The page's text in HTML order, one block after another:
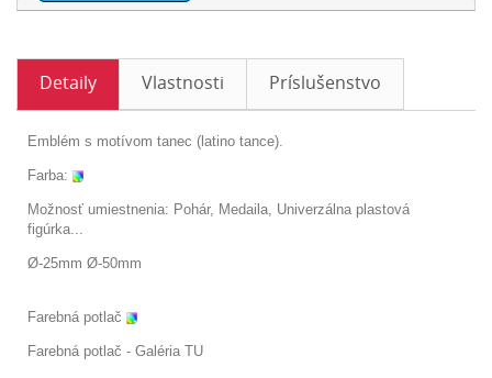
Detaily Vlastnosti Príslušenstvo
Emblém s motívom tanec (latino tance).
Farba:
Možnosť umiestnenia: Pohár, Medaila, Univerzálna plastová
figúrka...
Ø-25mm Ø-50mm
Farebná potlač
Farebná potlač - Galéria TU